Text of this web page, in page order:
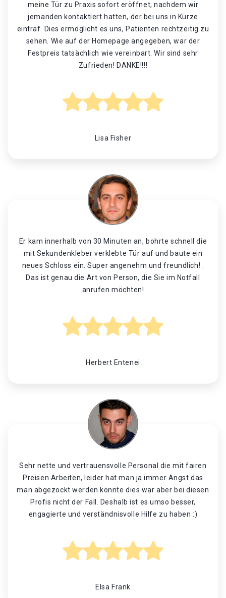
meine Tür zu Praxis sofort eröffnet, nachdem wir
jemanden kontaktiert hatten, der bei uns in Kürze
eintraf. Dies ermöglicht es uns, Patienten rechtzeitig zu
sehen. Wie auf der Homepage angegeben, war der
Festpreis tatsächlich wie vereinbart. Wir sind sehr
Zufrieden! DANKE!!!!
Lisa Fisher
Er kam innerhalb von 30 Minuten an, bohrte schnell die
mit Sekundenkleber verklebte Tür auf und baute ein
neues Schloss ein. Super angenehm und freundlich! .
Das ist genau die Art von Person, die Sie im Notfall
anrufen möchten!
Herbert Entenei
Sehr nette und vertrauensvolle Personal die mit fairen
Preisen Arbeiten, leider hat man ja immer Angst das
man abgezockt werden könnte dies war aber bei diesen
Profis nicht der Fall. Deshalb ist es umso besser,
engagierte und verständnisvolle Hilfe zu haben :)
Elsa Frank